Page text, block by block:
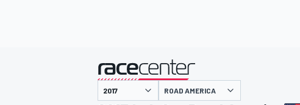
présenté par
ROAD AMERICA